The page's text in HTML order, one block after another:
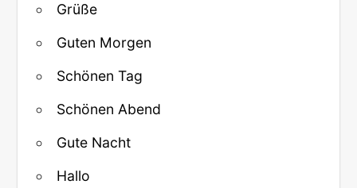
Grüße
Guten Morgen
Schönen Tag
Schönen Abend
Gute Nacht
Hallo